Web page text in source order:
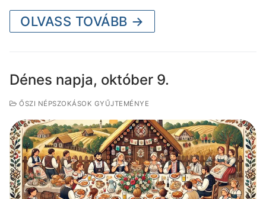
OLVASS TOVÁBB →
Dénes napja, október 9.
ŐSZI NÉPSZOKÁSOK GYŰJTEMÉNYE